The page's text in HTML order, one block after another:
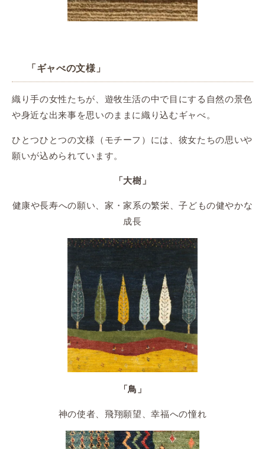
「ギャべの文様」
織り手の女性たちが、遊牧生活の中で目にする自然の景色
や身近な出来事を思いのままに織り込むギャべ。
ひとつひとつの文様（モチーフ）には、彼女たちの思いや
願いが込められています。
「大樹」
健康や長寿への願い、家・家系の繁栄、子どもの健やかな
成長
「鳥」
神の使者、飛翔願望、幸福への憧れ